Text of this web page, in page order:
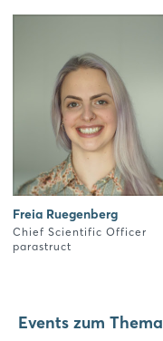
Freia Ruegenberg
Chief Scientific Officer
parastruct
Events zum Thema